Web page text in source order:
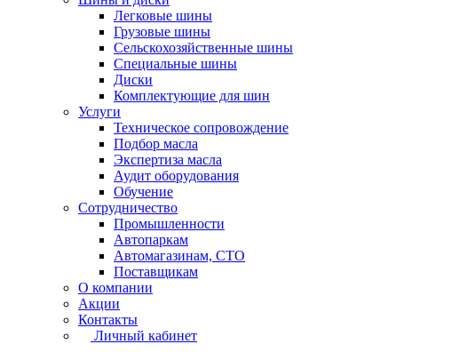
Легковые шины
Грузовые шины
Сельскохозяйственные шины
Специальные шины
Диски
Комплектующие для шин
Услуги
Техническое сопровождение
Подбор масла
Экспертиза масла
Аудит оборудования
Обучение
Сотрудничество
Промышленности
Автопаркам
Автомагазинам, СТО
Поставщикам
О компании
Акции
Контакты
Личный кабинет